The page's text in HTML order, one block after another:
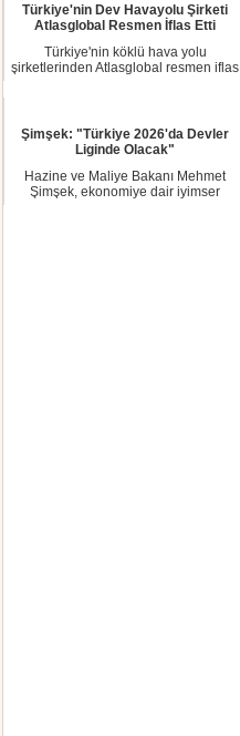
Türkiye'nin Dev Havayolu Şirketi
Atlasglobal Resmen İflas Etti
Türkiye'nin köklü hava yolu
şirketlerinden Atlasglobal resmen iflas
Şimşek: "Türkiye 2026'da Devler
Liginde Olacak"
Hazine ve Maliye Bakanı Mehmet
Şimşek, ekonomiye dair iyimser